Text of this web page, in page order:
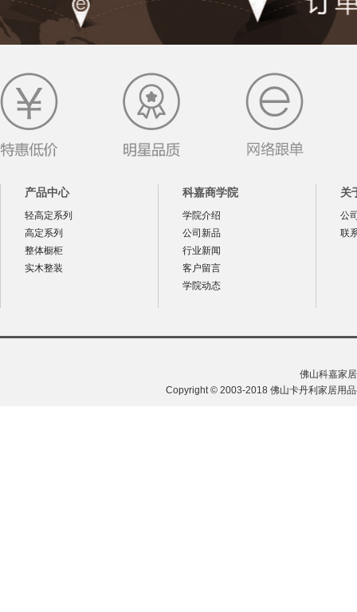
产品中心
轻高定系列
高定系列
整体橱柜
实木整装
科嘉商学院
学院介绍
公司新品
行业新闻
客户留言
学院动态
关
公
联
佛山科嘉家
Copyright © 2003-2018 佛山卡丹利家居用